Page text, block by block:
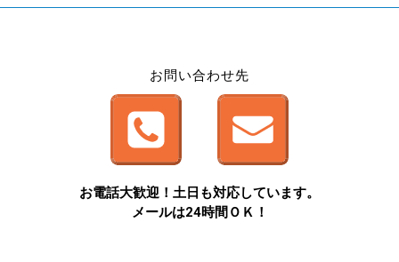
お問い合わせ先
お電話大歓迎！土日も対応しています。
メールは24時間ＯＫ！